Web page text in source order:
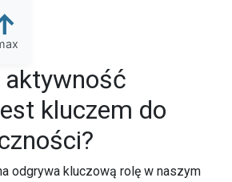
aktywność
kluczem do
odgrywa kluczową rolę w naszym